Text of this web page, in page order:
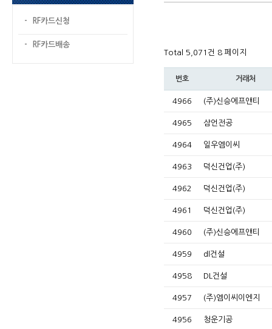
- RF카드신청
- RF카드배송
Total 5,071건 8 페이지
번호 거래처
4966 (주)신승에프앤티
4965 삼언전공
4964 일우엠이씨
4963 덕신건업(주)
4962 덕신건업(주)
4961 덕신건업(주)
4960 (주)신승에프앤티
4959 dl건설
4958 DL건설
4957 (주)엠이씨이엔지
4956 청운기공